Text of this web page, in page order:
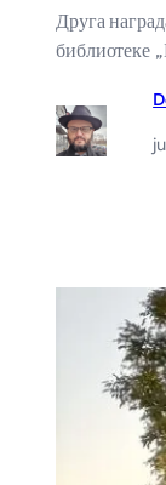
Друга
библиотеке